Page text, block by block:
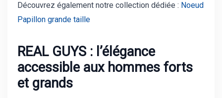
Découvrez également notre collection dédiée : Noeud
Papillon grande taille
REAL GUYS : l’élégance
accessible aux hommes forts
et grands